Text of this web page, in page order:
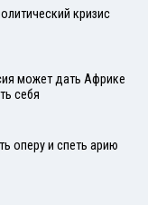
кризис
может дать Африке
себя
оперу и спеть арию